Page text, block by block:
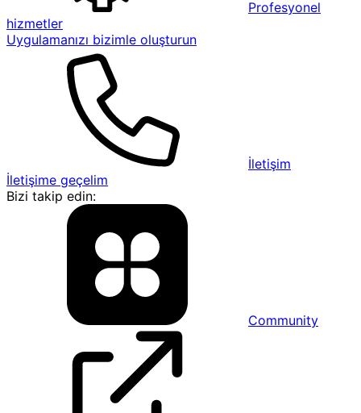
Profesyonel
hizmetler
Uygulamanızı bizimle oluşturun
İletişim
İletişime geçelim
Bizi takip edin:
Community